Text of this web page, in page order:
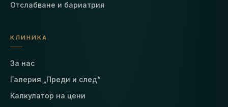
Отслабване и бариатрия
КЛИНИКА
За нас
Галерия „Преди и след“
Калкулатор на цени